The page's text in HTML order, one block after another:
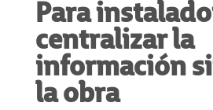
Para
centralizar la
información
la obra